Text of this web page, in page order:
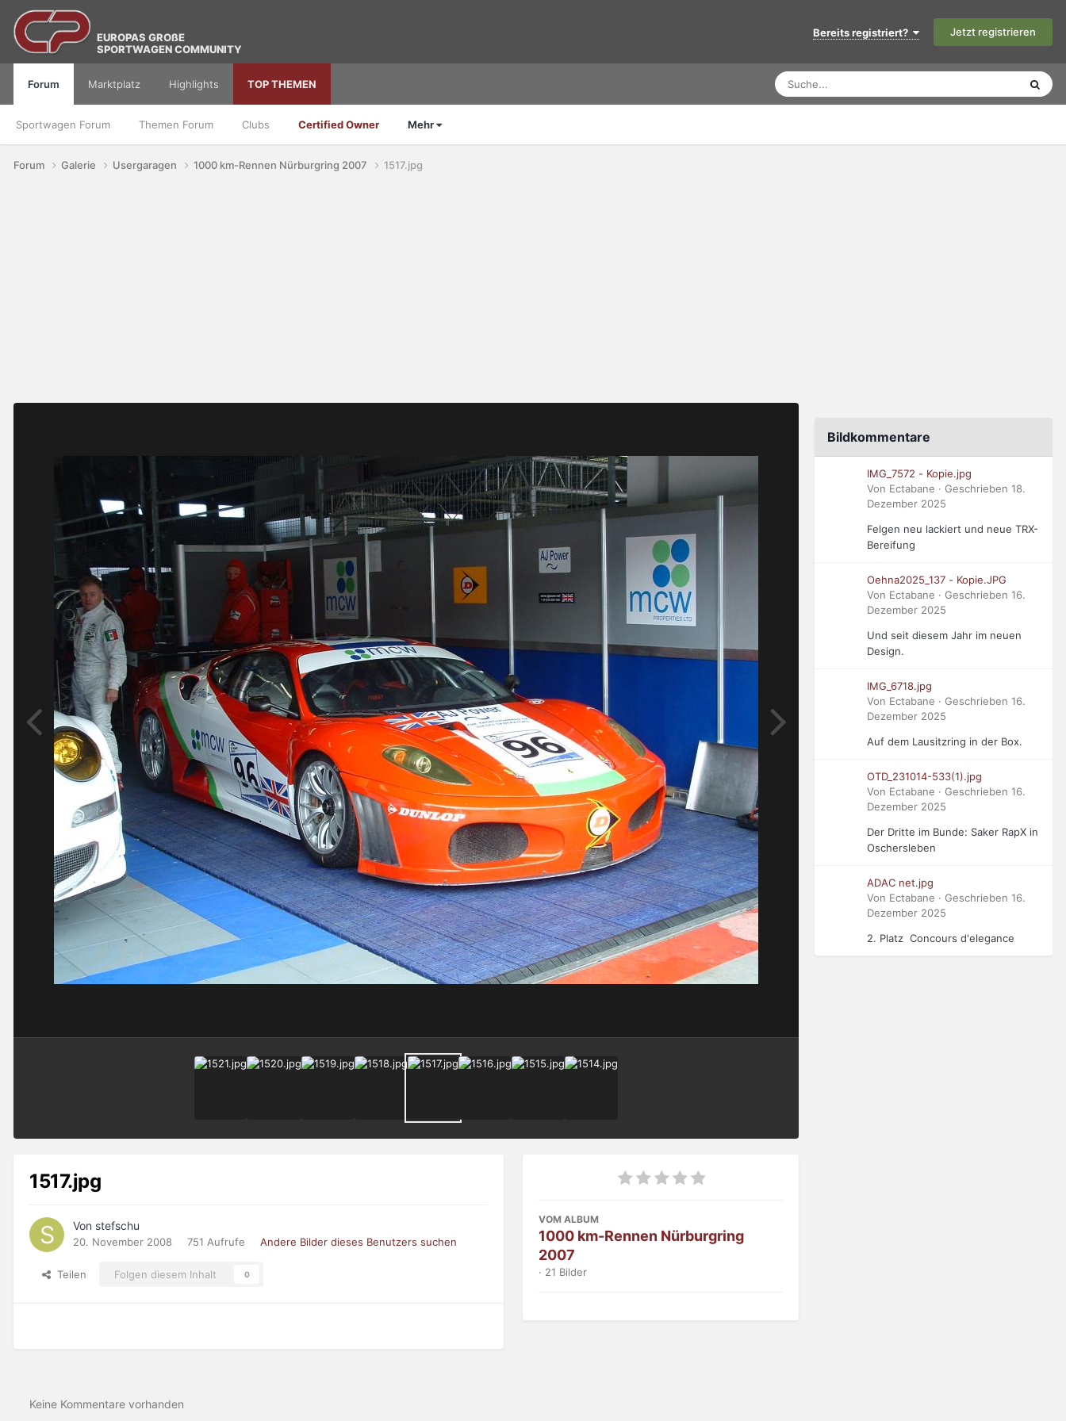
EUROPAS GROßE
SPORTWAGEN COMMUNITY
Bereits registriert? Jetzt registrieren
Forum
Sportwagen Forum Themen Forum Clubs Certified Owner Mehr
Marktplatz Highlights TOP THEMEN
Forum Galerie Usergaragen 1000 km-Rennen Nürburgring 2007 1517.jpg
1517.jpg
Von stefschu
20. November 2008 751 Aufrufe Andere Bilder dieses Benutzers suchen
Teilen Folgen diesem Inhalt 0
VOM ALBUM
1000 km-Rennen Nürburgring
2007
· 21 Bilder
Keine Kommentare vorhanden
Bildkommentare
IMG_7572 - Kopie.jpg
Von Ectabane · Geschrieben 18.
Dezember 2025
Felgen neu lackiert und neue TRX-
Bereifung
Oehna2025_137 - Kopie.JPG
Von Ectabane · Geschrieben 16.
Dezember 2025
Und seit diesem Jahr im neuen
Design.
IMG_6718.jpg
Von Ectabane · Geschrieben 16.
Dezember 2025
Auf dem Lausitzring in der Box.
OTD_231014-533(1).jpg
Von Ectabane · Geschrieben 16.
Dezember 2025
Der Dritte im Bunde: Saker RapX in
Oschersleben
ADAC net.jpg
Von Ectabane · Geschrieben 16.
Dezember 2025
2. Platz Concours d'elegance